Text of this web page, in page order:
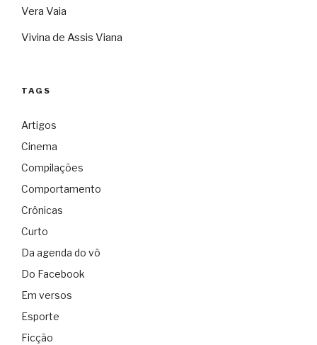
Vera Vaia
Vivina de Assis Viana
TAGS
Artigos
Cinema
Compilações
Comportamento
Crônicas
Curto
Da agenda do vô
Do Facebook
Em versos
Esporte
Ficção